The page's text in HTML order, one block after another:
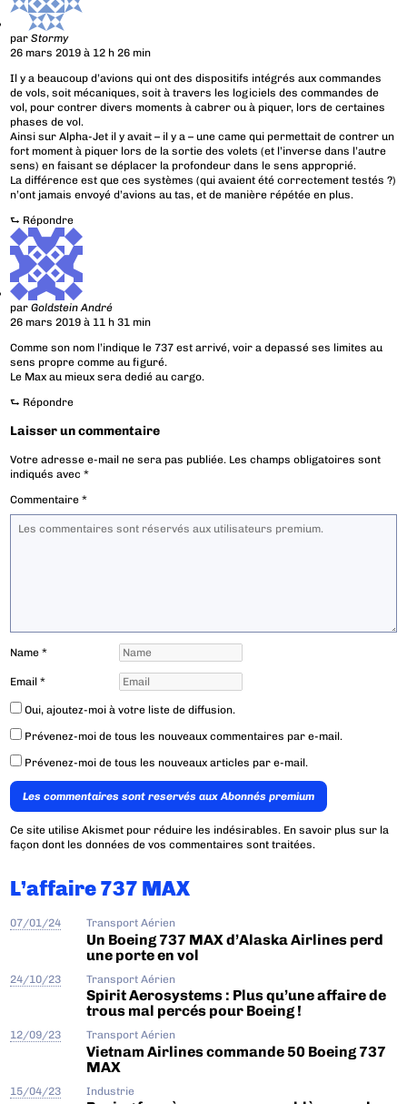
parStormy
26 mars 2019 à 12 h 26 min
Il y a beaucoup d’avions qui ont des dispositifs intégrés aux commandes
de vols, soit mécaniques, soit à travers les logiciels des commandes de
vol, pour contrer divers moments à cabrer ou à piquer, lors de certaines
phases de vol.
Ainsi sur Alpha-Jet il y avait – il y a – une came qui permettait de contrer un
fort moment à piquer lors de la sortie des volets (et l’inverse dans l’autre
sens) en faisant se déplacer la profondeur dans le sens approprié.
La différence est que ces systèmes (qui avaient été correctement testés ?)
n’ont jamais envoyé d’avions au tas, et de manière répétée en plus.
⮑ Répondre
parGoldstein André
26 mars 2019 à 11 h 31 min
Comme son nom l’indique le 737 est arrivé, voir a depassé ses limites au
sens propre comme au figuré.
Le Max au mieux sera dedié au cargo.
⮑ Répondre
Laisser un commentaire
Votre adresse e-mail ne sera pas publiée. Les champs obligatoires sont
indiqués avec*
Commentaire*
Name*
Email*
Oui, ajoutez-moi à votre liste de diffusion.
Prévenez-moi de tous les nouveaux commentaires par e-mail.
Prévenez-moi de tous les nouveaux articles par e-mail.
Les commentaires sont reservés aux Abonnés premium
Ce site utilise Akismet pour réduire les indésirables. En savoir plus sur la
façon dont les données de vos commentaires sont traitées.
L’affaire 737 MAX
07/01/24 Transport Aérien
Un Boeing 737 MAX d’Alaska Airlines perd
une porte en vol
24/10/23 Transport Aérien
Spirit Aerosystems : Plus qu’une affaire de
trous mal percés pour Boeing !
12/09/23 Transport Aérien
Vietnam Airlines commande 50 Boeing 737
MAX
15/04/23 Industrie